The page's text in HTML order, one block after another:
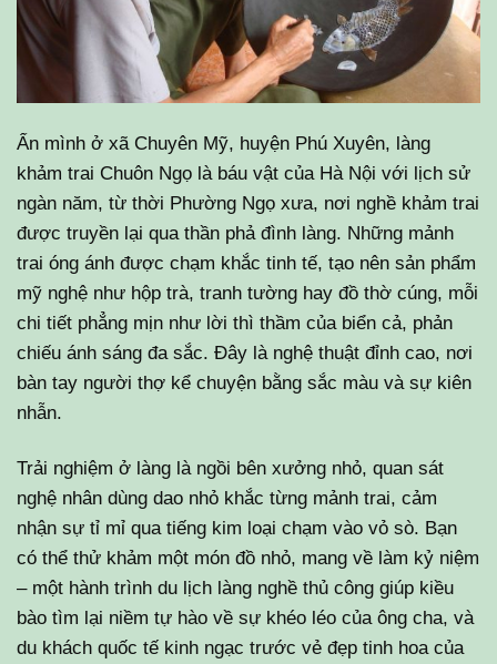
Ẩn mình ở xã Chuyên Mỹ, huyện Phú Xuyên, làng
khảm trai Chuôn Ngọ là báu vật của Hà Nội với lịch sử
ngàn năm, từ thời Phường Ngọ xưa, nơi nghề khảm trai
được truyền lại qua thần phả đình làng. Những mảnh
trai óng ánh được chạm khắc tinh tế, tạo nên sản phẩm
mỹ nghệ như hộp trà, tranh tường hay đồ thờ cúng, mỗi
chi tiết phẳng mịn như lời thì thầm của biển cả, phản
chiếu ánh sáng đa sắc. Đây là nghệ thuật đỉnh cao, nơi
bàn tay người thợ kể chuyện bằng sắc màu và sự kiên
nhẫn.
Trải nghiệm ở làng là ngồi bên xưởng nhỏ, quan sát
nghệ nhân dùng dao nhỏ khắc từng mảnh trai, cảm
nhận sự tỉ mỉ qua tiếng kim loại chạm vào vỏ sò. Bạn
có thể thử khảm một món đồ nhỏ, mang về làm kỷ niệm
– một hành trình du lịch làng nghề thủ công giúp kiều
bào tìm lại niềm tự hào về sự khéo léo của ông cha, và
du khách quốc tế kinh ngạc trước vẻ đẹp tinh hoa của